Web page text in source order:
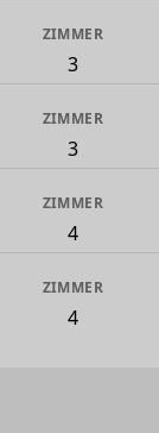
ZIMMER
3
ZIMMER
3
ZIMMER
4
ZIMMER
4